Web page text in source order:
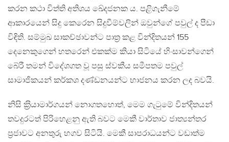
කරන කථා විත්ති අතිශය ඛේදජනක ය. පළිගැනීමේ
ආකාරයෙන් සිදු කෙරෙන සිදුවීම්වලින් ඔවුන්ගේ පවුල් ද පීඩා
විඳිති. සම්මුඛ සාකච්ඡාවන්ට පාත‍්‍ර කළ වින්දිතයන් 155
දෙනෙකුගෙන් හතරෙන් එකක්ම කියා සිටියේ හිංසාවන්ගෙන්
බේරී තමන් විදේශගත වූ පසු ස්වකීය සමීපතම පවුල්
සාමාජිකයන් කර්කශ දණ්ඩනයන්ට භාජනය කරන ලද බවයි.
නිසි ක‍්‍රියාමාර්ගයන් නොගතහොත්, මෙම ගැටුමේ වින්දිතයන්
තවදුරටත් පිරිහෙළනු ඇති බවට මෙකී වාර්තාව ජාත්‍යන්තර
ප‍්‍රජාවට අනතුරු හගව සිටියි. මෙකී සාපරාධයන්ට වඩාත්ම